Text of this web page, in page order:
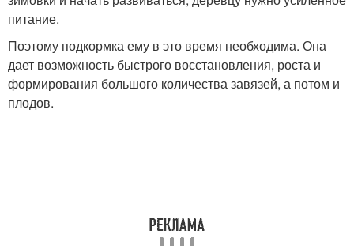
питание.
Поэтому подкормка ему в это время необходима. Она
дает возможность быстрого восстановления, роста и
формирования большого количества завязей, а потом и
плодов.